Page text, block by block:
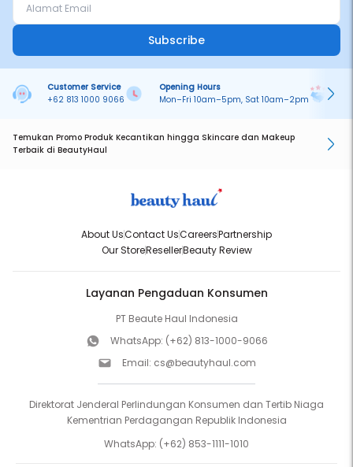
Subscribe
Customer Service
+62 813 1000 9066
Opening Hours
Mon–Fri 10am–5pm, Sat 10am–2pm
Temukan Promo Produk Kecantikan hingga Skincare dan Makeup
Terbaik di BeautyHaul
About UsContact UsCareersPartnership
Our StoreResellerBeauty Review
Layanan Pengaduan Konsumen
PT Beaute Haul Indonesia
WhatsApp: (+62) 813-1000-9066
Email: cs@beautyhaul.com
Direktorat Jenderal Perlindungan Konsumen dan Tertib Niaga
Kementrian Perdagangan Republik Indonesia
WhatsApp: (+62) 853-1111-1010